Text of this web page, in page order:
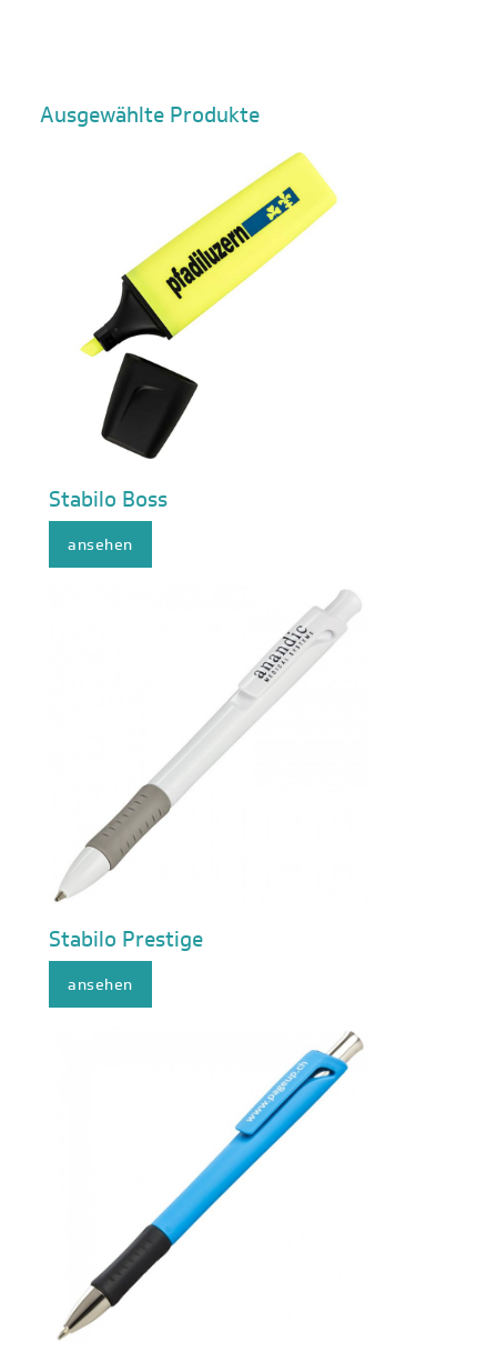
Ausgewählte Produkte
Stabilo Boss
ansehen
Stabilo Prestige
ansehen